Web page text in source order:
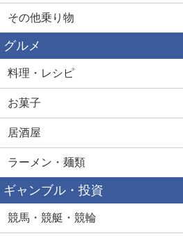
その他乗り物
グルメ
料理・レシピ
お菓子
居酒屋
ラーメン・麺類
ギャンブル・投資
競馬・競艇・競輪